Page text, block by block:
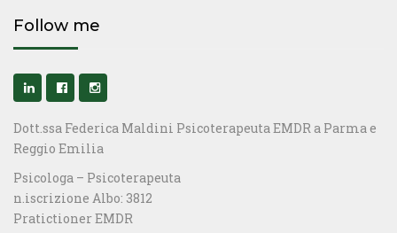
Follow me
Dott.ssa Federica Maldini Psicoterapeuta EMDR a Parma e
Reggio Emilia
Psicologa – Psicoterapeuta
n.iscrizione Albo: 3812
Pratictioner EMDR